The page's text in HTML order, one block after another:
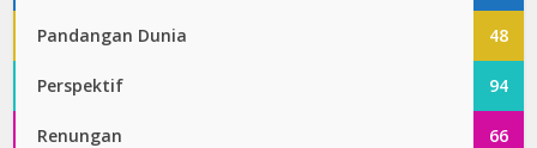
Pandangan Dunia 48
Perspektif 94
Renungan 66